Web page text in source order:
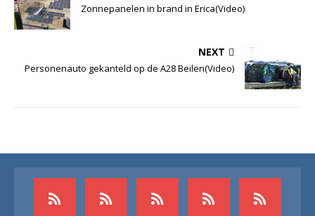
Zonnepanelen in brand in Erica(Video)
NEXT
Personenauto gekanteld op de A28 Beilen(Video)